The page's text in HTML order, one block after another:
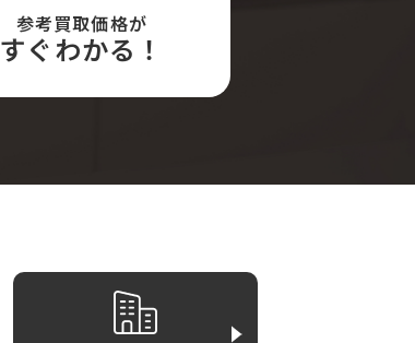
参考買取価格が
すぐわかる！